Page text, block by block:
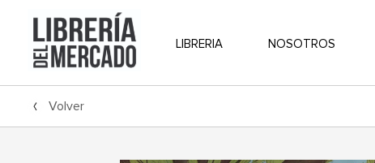
LIBRERIA NOSOTROS
Volver